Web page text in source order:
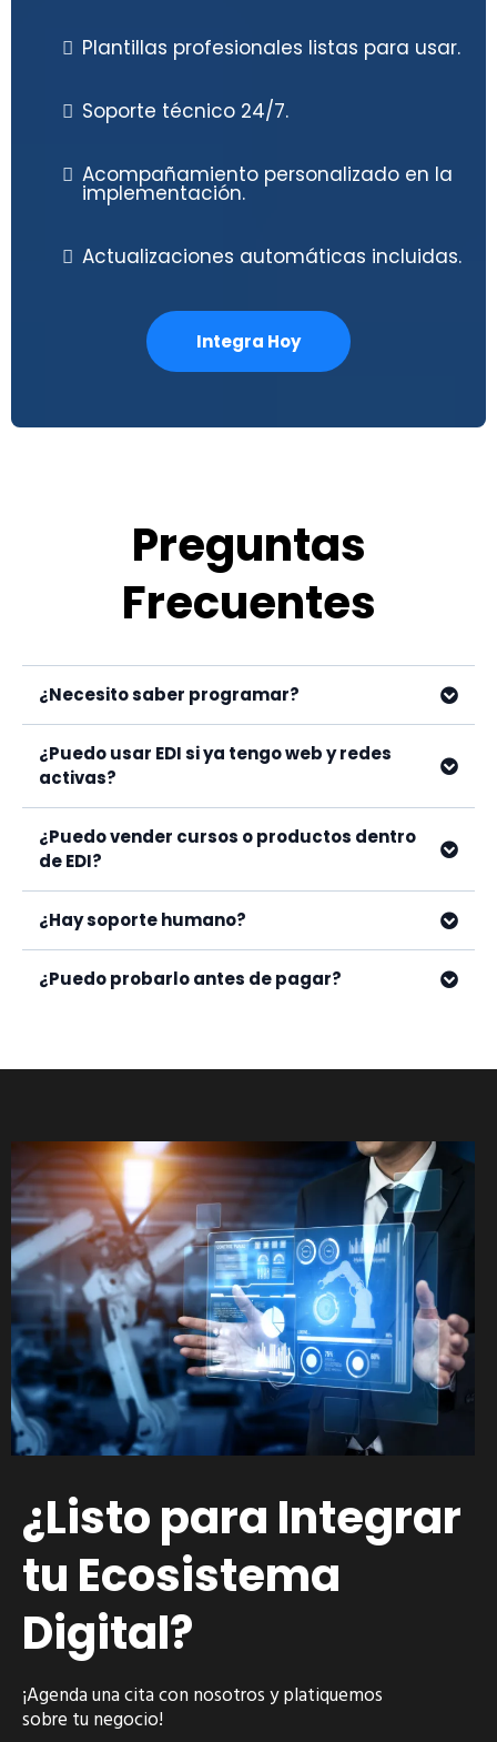
Plantillas profesionales listas para usar.
Soporte técnico 24/7.
Acompañamiento personalizado en la
implementación.
Actualizaciones automáticas incluidas.
Integra Hoy
Preguntas
Frecuentes
¿Necesito saber programar?
¿Puedo usar EDI si ya tengo web y redes
activas?
¿Puedo vender cursos o productos dentro
de EDI?
¿Hay soporte humano?
¿Puedo probarlo antes de pagar?
¿Listo para Integrar
tu Ecosistema
Digital?
¡Agenda una cita con nosotros y platiquemos
sobre tu negocio!